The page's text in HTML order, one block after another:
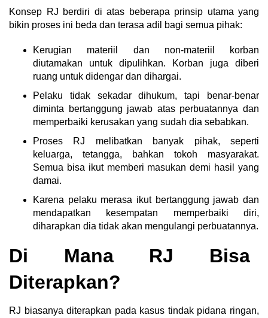
Konsep RJ berdiri di atas beberapa prinsip utama yang
bikin proses ini beda dan terasa adil bagi semua pihak:
Kerugian materiil dan non-materiil korban
diutamakan untuk dipulihkan. Korban juga diberi
ruang untuk didengar dan dihargai.
Pelaku tidak sekadar dihukum, tapi benar-benar
diminta bertanggung jawab atas perbuatannya dan
memperbaiki kerusakan yang sudah dia sebabkan.
Proses RJ melibatkan banyak pihak, seperti
keluarga, tetangga, bahkan tokoh masyarakat.
Semua bisa ikut memberi masukan demi hasil yang
damai.
Karena pelaku merasa ikut bertanggung jawab dan
mendapatkan kesempatan memperbaiki diri,
diharapkan dia tidak akan mengulangi perbuatannya.
Di Mana RJ Bisa
Diterapkan?
RJ biasanya diterapkan pada kasus tindak pidana ringan,